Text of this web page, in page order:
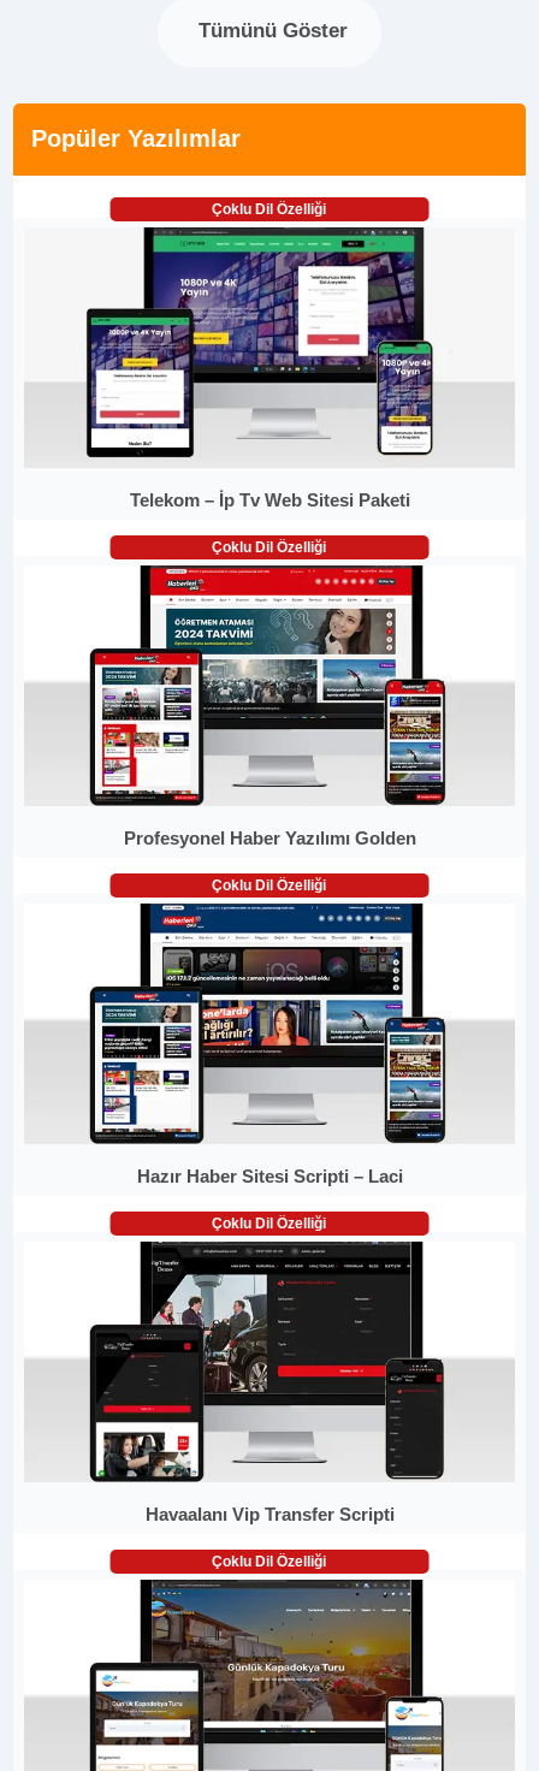
Tümünü Göster
Popüler Yazılımlar
Çoklu Dil Özelliği
Telekom – İp Tv Web Sitesi Paketi
Çoklu Dil Özelliği
Profesyonel Haber Yazılımı Golden
Çoklu Dil Özelliği
Hazır Haber Sitesi Scripti – Laci
Çoklu Dil Özelliği
Havaalanı Vip Transfer Scripti
Çoklu Dil Özelliği